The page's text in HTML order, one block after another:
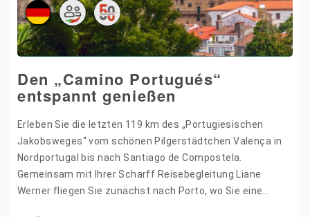
Den „Camino Portugués“
entspannt genießen
Erleben Sie die letzten 119 km des „Portugiesischen
Jakobsweges“ vom schönen Pilgerstädtchen Valença in
Nordportugal bis nach Santiago de Compostela.
Gemeinsam mit Ihrer Scharff Reisebegleitung Liane
Werner fliegen Sie zunächst nach Porto, wo Sie eine